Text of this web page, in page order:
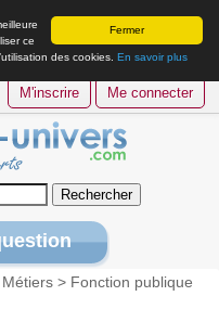
Fermer
ce
des cookies. En savoir plus
M'inscrire Me connecter
Métiers > Fonction publique